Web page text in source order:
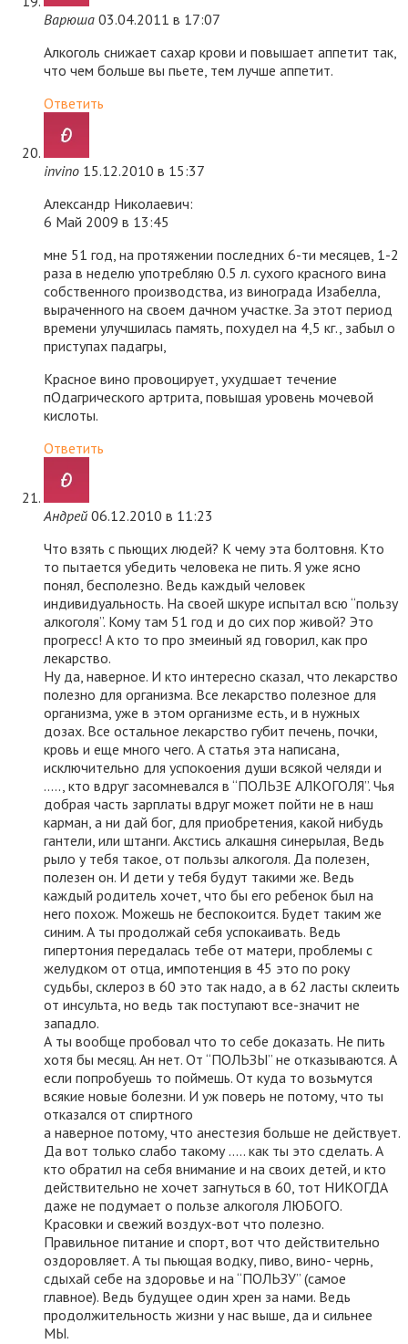
Варюша 03.04.2011 в 17:07
Алкоголь снижает сахар крови и повышает аппетит так,
что чем больше вы пьете, тем лучше аппетит.
Ответить
invino 15.12.2010 в 15:37
Александр Николаевич:
6 Май 2009 в 13:45
мне 51 год, на протяжении последних 6-ти месяцев, 1-2
раза в неделю употребляю 0.5 л. сухого красного вина
собственного производства, из винограда Изабелла,
выраченного на своем дачном участке. За этот период
времени улучшилась память, похудел на 4,5 кг., забыл о
приступах падагры,
Красное вино провоцирует, ухудшает течение
пОдагрического артрита, повышая уровень мочевой
кислоты.
Ответить
Андрей 06.12.2010 в 11:23
Что взять с пьющих людей? К чему эта болтовня. Кто
то пытается убедить человека не пить. Я уже ясно
понял, бесполезно. Ведь каждый человек
индивидуальность. На своей шкуре испытал всю “пользу
алкоголя”. Кому там 51 год и до сих пор живой? Это
прогресс! А кто то про змеиный яд говорил, как про
лекарство.
Ну да, наверное. И кто интересно сказал, что лекарство
полезно для организма. Все лекарство полезное для
организма, уже в этом организме есть, и в нужных
дозах. Все остальное лекарство губит печень, почки,
кровь и еще много чего. А статья эта написана,
исключительно для успокоения души всякой челяди и
….., кто вдруг засомневался в “ПОЛЬЗЕ АЛКОГОЛЯ”. Чья
добрая часть зарплаты вдруг может пойти не в наш
карман, а ни дай бог, для приобретения, какой нибудь
гантели, или штанги. Акстись алкашня синерылая, Ведь
рыло у тебя такое, от пользы алкоголя. Да полезен,
полезен он. И дети у тебя будут такими же. Ведь
каждый родитель хочет, что бы его ребенок был на
него похож. Можешь не беспокоится. Будет таким же
синим. А ты продолжай себя успокаивать. Ведь
гипертония передалась тебе от матери, проблемы с
желудком от отца, импотенция в 45 это по року
судьбы, склероз в 60 это так надо, а в 62 ласты склеить
от инсульта, но ведь так поступают все-значит не
западло.
А ты вообще пробовал что то себе доказать. Не пить
хотя бы месяц. Ан нет. От “ПОЛЬЗЫ” не отказываются. А
если попробуешь то поймешь. От куда то возьмутся
всякие новые болезни. И уж поверь не потому, что ты
отказался от спиртного
а наверное потому, что анестезия больше не действует.
Да вот только слабо такому ….. как ты это сделать. А
кто обратил на себя внимание и на своих детей, и кто
действительно не хочет загнуться в 60, тот НИКОГДА
даже не подумает о пользе алкоголя ЛЮБОГО.
Красовки и свежий воздух-вот что полезно.
Правильное питание и спорт, вот что действительно
оздоровляет. А ты пьющая водку, пиво, вино- чернь,
сдыхай себе на здоровье и на “ПОЛЬЗУ” (самое
главное). Ведь будущее один хрен за нами. Ведь
продолжительность жизни у нас выше, да и сильнее
МЫ.